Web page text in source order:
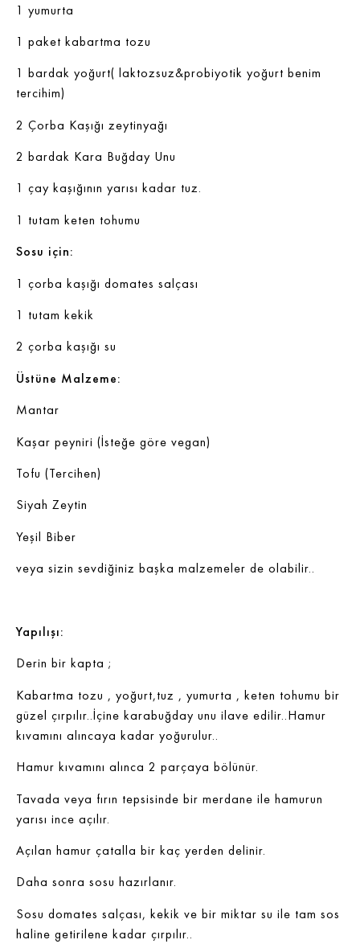
1 yumurta
1 paket kabartma tozu
1 bardak yoğurt( laktozsuz&probiyotik yoğurt benim
tercihim)
2 Çorba Kaşığı zeytinyağı
2 bardak Kara Buğday Unu
1 çay kaşığının yarısı kadar tuz.
1 tutam keten tohumu
Sosu için:
1 çorba kaşığı domates salçası
1 tutam kekik
2 çorba kaşığı su
Üstüne Malzeme:
Mantar
Kaşar peyniri (İsteğe göre vegan)
Tofu (Tercihen)
Siyah Zeytin
Yeşil Biber
veya sizin sevdiğiniz başka malzemeler de olabilir..
Yapılışı:
Derin bir kapta ;
Kabartma tozu , yoğurt,tuz , yumurta , keten tohumu bir
güzel çırpılır..İçine karabuğday unu ilave edilir..Hamur
kıvamını alıncaya kadar yoğurulur..
Hamur kıvamını alınca 2 parçaya bölünür.
Tavada veya fırın tepsisinde bir merdane ile hamurun
yarısı ince açılır.
Açılan hamur çatalla bir kaç yerden delinir.
Daha sonra sosu hazırlanır.
Sosu domates salçası, kekik ve bir miktar su ile tam sos
haline getirilene kadar çırpılır..